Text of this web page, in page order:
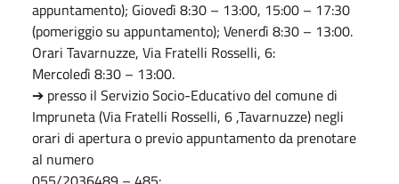
appuntamento); Giovedì 8:30 – 13:00, 15:00 – 17:30
(pomeriggio su appuntamento); Venerdì 8:30 – 13:00.
Orari Tavarnuzze, Via Fratelli Rosselli, 6:
Mercoledì 8:30 – 13:00.
➔ presso il Servizio Socio-Educativo del comune di
Impruneta (Via Fratelli Rosselli, 6 ,Tavarnuzze) negli
orari di apertura o previo appuntamento da prenotare
al numero